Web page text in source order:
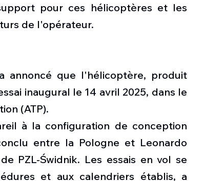
pour ces hélicoptères et les
de l'opérateur.
annoncé que l'hélicoptère, produit
inaugural le 14 avril 2025, dans le
(ATP).
à la configuration de conception
entre la Pologne et Leonardo
PZL-Świdnik. Les essais en vol se
et aux calendriers établis, a